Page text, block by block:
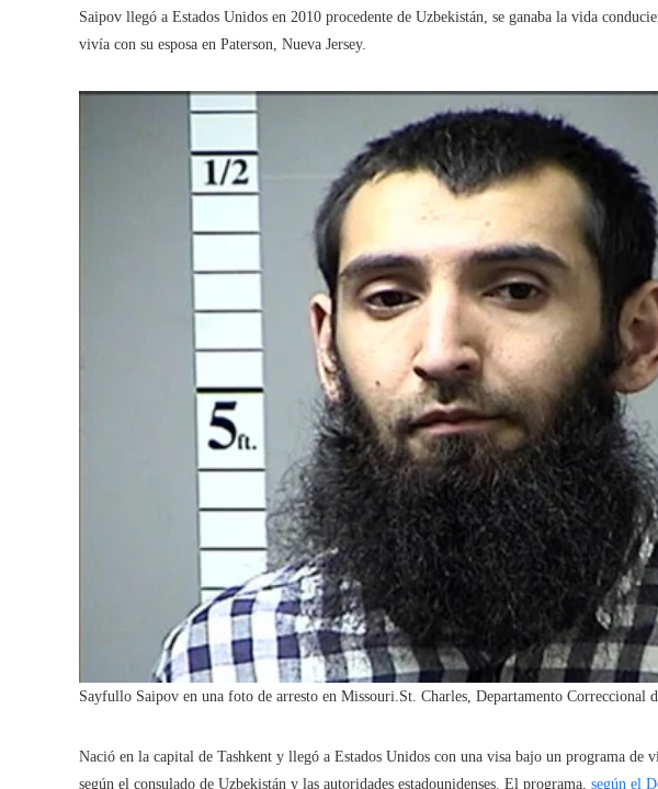
Saipov llegó a Estados Unidos en 2010 procedente de Uzbekistán, se ganaba la vida
vivía con su esposa en Paterson, Nueva Jersey.
Sayfullo Saipov en una foto de arresto en Missouri.St. Charles, Departamento Correccional
Nació en la capital de Tashkent y llegó a Estados Unidos con una visa bajo un programa de
según el consulado de Uzbekistán y las autoridades estadounidenses. El programa, según el